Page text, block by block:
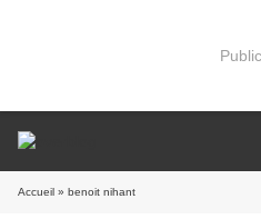
Accueil » benoit nihant